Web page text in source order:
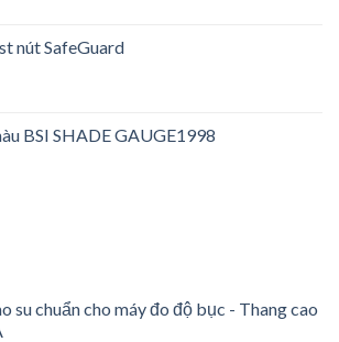
nút SafeGuard
BSI SHADE GAUGE1998
su chuẩn cho máy đo độ bục - Thang cao